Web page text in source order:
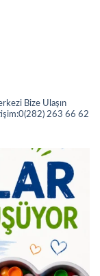
Bize Ulaşın
263 66 62